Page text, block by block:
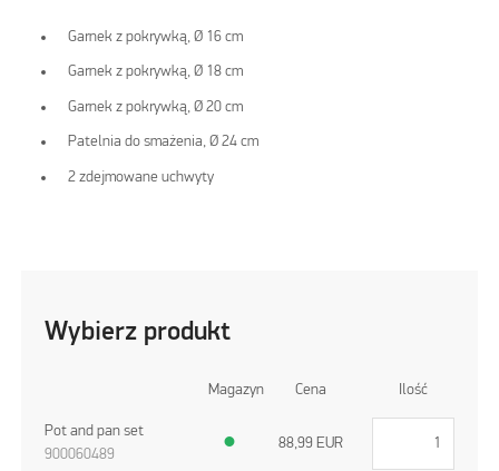
Garnek z pokrywką, Ø 16 cm
Garnek z pokrywką, Ø 18 cm
Garnek z pokrywką, Ø 20 cm
Patelnia do smażenia, Ø 24 cm
2 zdejmowane uchwyty
Wybierz produkt
Magazyn Cena Ilość
Pot and pan set
900060489
● 88,99 EUR